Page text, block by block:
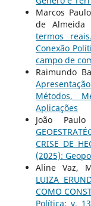
Marcos
de Almeida
termos
Conexão
campo de
Raimundo
Apresentação
Métodos,
Aplicações
João
CRISE DE
(2025):
Aline Vaz,
LUIZA
COMO
Política: v.